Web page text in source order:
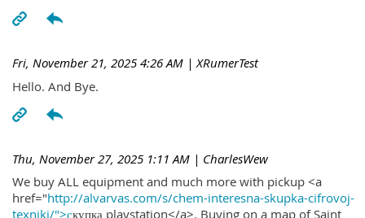
Fri, November 21, 2025 4:26 AM | XRumerTest
Hello. And Bye.
Thu, November 27, 2025 1:11 AM | CharlesWew
We buy ALL equipment and much more with pickup <a
href="http://alvarvas.com/s/chem-interesna-skupka-cifrovoj-
texniki/">скупка playstation</a>. Buying on a map of Saint